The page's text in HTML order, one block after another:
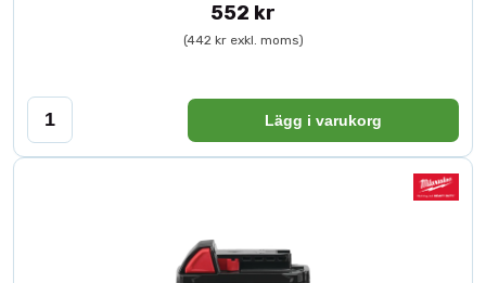
552 kr
(442 kr exkl. moms)
Lägg i varukorg